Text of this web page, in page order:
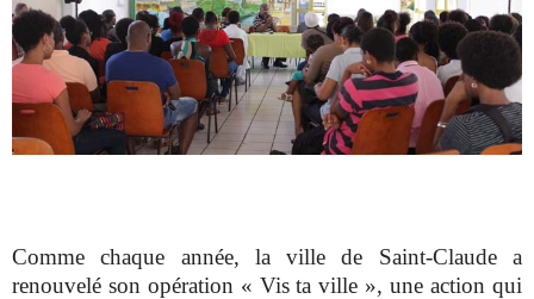
Comme chaque année, la ville de Saint-Claude a
renouvelé son opération « Vis ta ville », une action qui